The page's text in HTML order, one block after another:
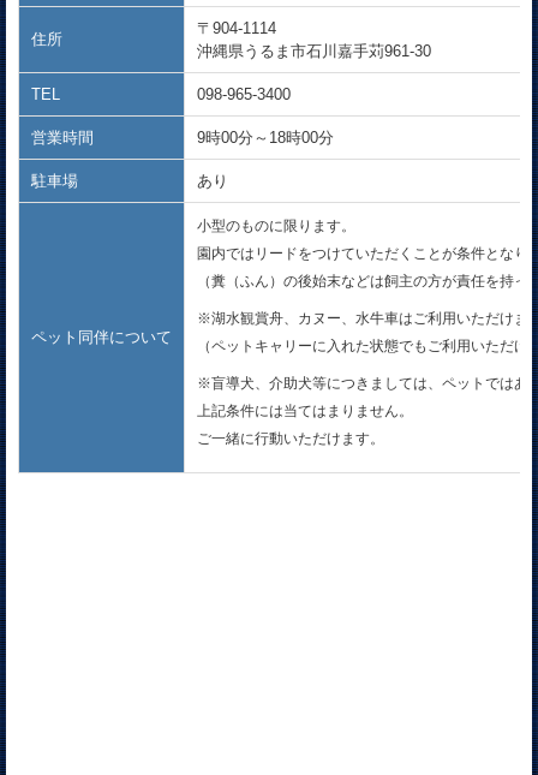
住所
〒904-1114
沖縄県うるま市石川嘉手苅961-30
TEL 098-965-3400
営業時間 9時00分～18時00分
駐車場 あり
ペット同伴について
小型のものに限ります。
園内ではリードをつけていただくことが条件となり
（糞（ふん）の後始末などは飼主の方が責任を持っ
※湖水観賞舟、カヌー、水牛車はご利用いただけま
（ペットキャリーに入れた状態でもご利用いただけ
※盲導犬、介助犬等につきましては、ペットではあ
上記条件には当てはまりません。
ご一緒に行動いただけます。